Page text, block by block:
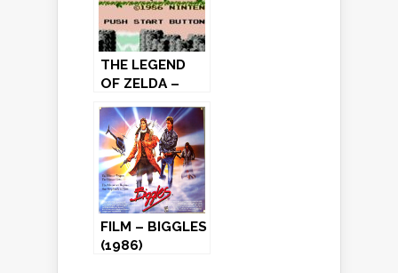
THE LEGEND
OF ZELDA –
FILM – BIGGLES
(1986)